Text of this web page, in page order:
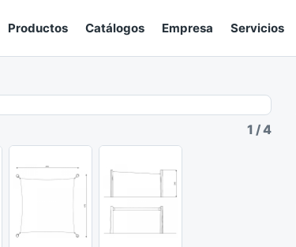
Productos Catálogos Empresa Servicios
1 /4